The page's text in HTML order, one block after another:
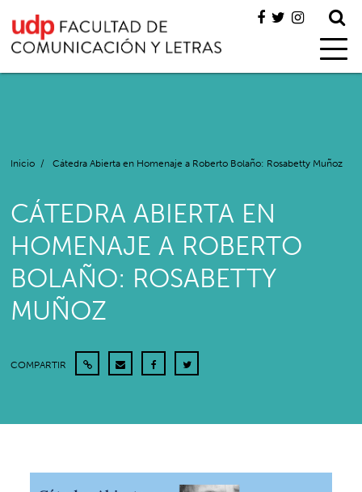
Inicio / Cátedra Abierta en Homenaje a Roberto Bolaño: Rosabetty Muñoz
CÁTEDRA ABIERTA EN
HOMENAJE A ROBERTO
BOLAÑO: ROSABETTY
MUÑOZ
COMPARTIR